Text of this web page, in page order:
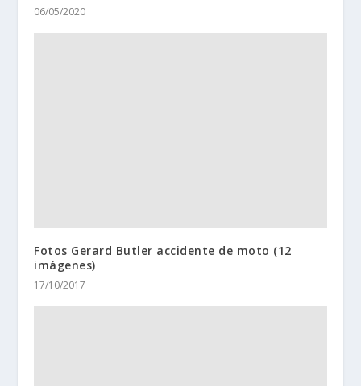
06/05/2020
Fotos Gerard Butler accidente de moto (12
imágenes)
17/10/2017